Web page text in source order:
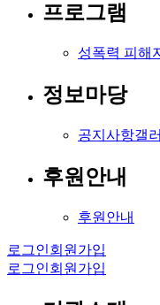
프로그램
성폭력 피해
정보마당
공지사항갤
후원안내
후원안내
로그인회원가입
로그인회원가입